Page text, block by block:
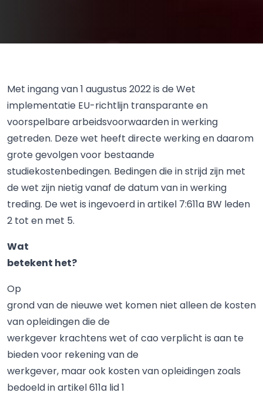
Met ingang van 1 augustus 2022 is de Wet
implementatie EU-richtlijn transparante en
voorspelbare arbeidsvoorwaarden in werking
getreden. Deze wet heeft directe werking en daarom
grote gevolgen voor bestaande
studiekostenbedingen. Bedingen die in strijd zijn met
de wet zijn nietig vanaf de datum van in werking
treding. De wet is ingevoerd in artikel 7:611a BW leden
2 tot en met 5.
Wat
betekent het?
Op
grond van de nieuwe wet komen niet alleen de kosten
van opleidingen die de
werkgever krachtens wet of cao verplicht is aan te
bieden voor rekening van de
werkgever, maar ook kosten van opleidingen zoals
bedoeld in artikel 611a lid 1